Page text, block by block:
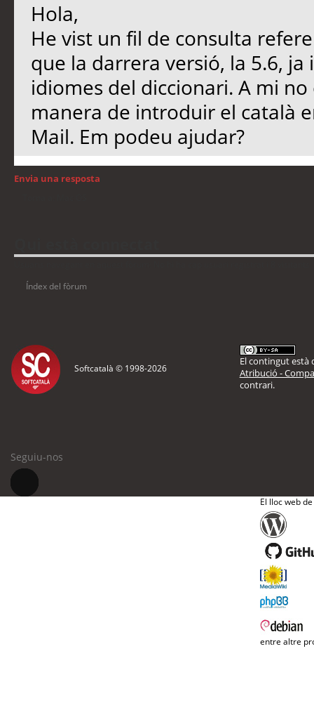
Hola,
He vist un fil de consulta
que la darrera versió, la 5.6,
idiomes del diccionari. A mi
manera de introduir el català
Mail. Em podeu ajudar?
Envia una resposta
Índex del fòrum
Softcatalà © 1998-2026
El contingut està
Atribució -
contrari.
Seguiu-nos
El lloc web
entre altre